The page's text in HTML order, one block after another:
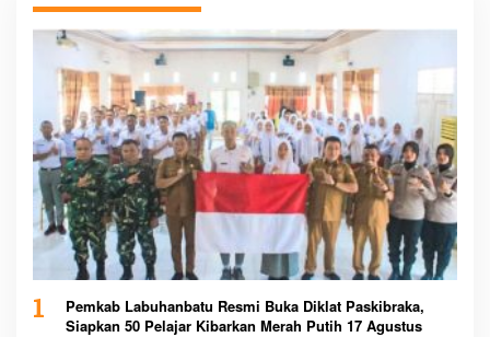
1
Pemkab Labuhanbatu Resmi Buka Diklat Paskibraka,
Siapkan 50 Pelajar Kibarkan Merah Putih 17 Agustus